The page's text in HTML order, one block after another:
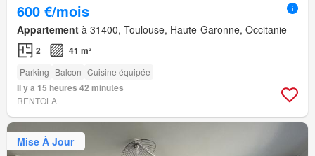
600 €/mois
Appartement à 31400, Toulouse, Haute-Garonne, Occitanie
2 41 m²
Parking Balcon Cuisine équipée
Il y a 15 heures 42 minutes
RENTOLA
Mise À Jour